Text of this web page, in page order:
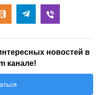
новостей в
канале!